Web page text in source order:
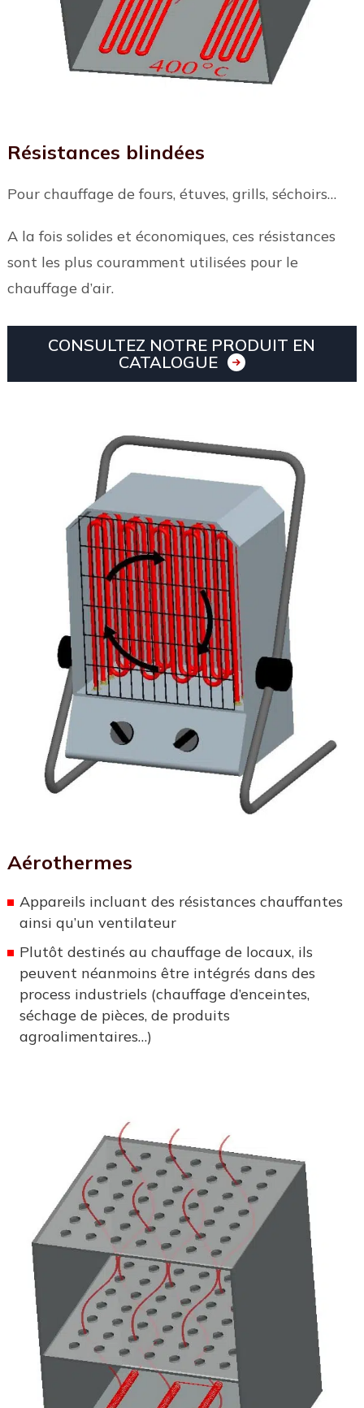
Résistances blindées
Pour chauffage de fours, étuves, grills, séchoirs…
A la fois solides et économiques, ces résistances
sont les plus couramment utilisées pour le
chauffage d’air.
CONSULTEZ NOTRE PRODUIT EN
CATALOGUE
Aérothermes
Appareils incluant des résistances chauffantes
ainsi qu’un ventilateur
Plutôt destinés au chauffage de locaux, ils
peuvent néanmoins être intégrés dans des
process industriels (chauffage d’enceintes,
séchage de pièces, de produits
agroalimentaires…)